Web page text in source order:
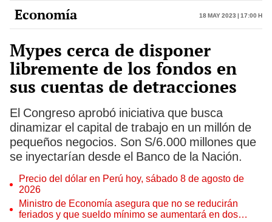
Economía 18 May 2023 | 17:00 h
Mypes cerca de disponer
libremente de los fondos en
sus cuentas de detracciones
El Congreso aprobó iniciativa que busca
dinamizar el capital de trabajo en un millón de
pequeños negocios. Son S/6.000 millones que
se inyectarían desde el Banco de la Nación.
Precio del dólar en Perú hoy, sábado 8 de agosto de
2026
Ministro de Economía asegura que no se reducirán
feriados y que sueldo mínimo se aumentará en dos